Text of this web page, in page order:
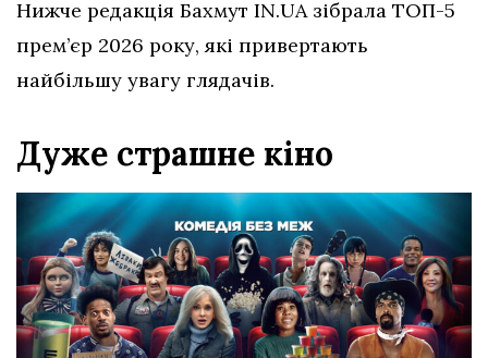
Нижче редакція Бахмут IN.UA зібрала ТОП-5
прем’єр 2026 року, які привертають
найбільшу увагу глядачів.
Дуже страшне кіно